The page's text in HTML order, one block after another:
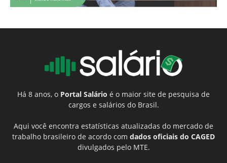
Há 8 anos, o Portal Salário é o maior site de pesquisa de
cargos e salários do Brasil.
Aqui você encontra estatísticas atualizadas do mercado de
trabalho brasileiro de acordo com dados oficiais do CAGED
divulgados pelo MTE.